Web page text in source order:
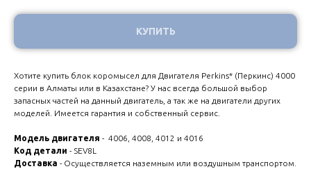
КУПИТЬ
Хотите купить блок коромысел для Двигателя Perkins* (Перкинс) 4000
серии в Алматы или в Казахстане? У нас всегда большой выбор
запасных частей на данный двигатель, а так же на двигатели других
моделей. Имеется гарантия и собственный сервис.
Модель двигателя - 4006, 4008, 4012 и 4016
Код детали - SEV8L
Доставка - Осуществляется наземным или воздушным транспортом.